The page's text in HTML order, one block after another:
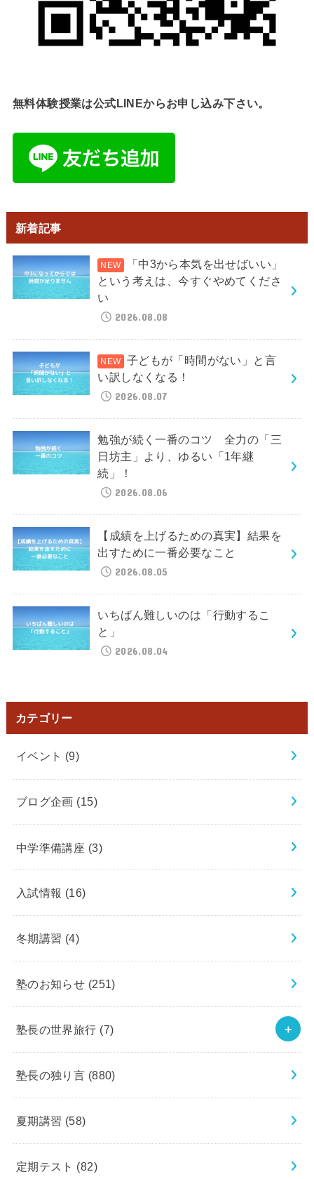
無料体験授業は公式LINEからお申し込み下さい。
新着記事
「中3から本気を出せばいい」
という考えは、今すぐやめてくださ
い
2026.08.08
子どもが「時間がない」と言
い訳しなくなる！
2026.08.07
勉強が続く一番のコツ 全力の「三
日坊主」より、ゆるい「1年継
続」！
2026.08.06
【成績を上げるための真実】結果を
出すために一番必要なこと
2026.08.05
いちばん難しいのは「行動するこ
と」
2026.08.04
カテゴリー
イベント (9)
ブログ企画 (15)
中学準備講座 (3)
入試情報 (16)
冬期講習 (4)
塾のお知らせ (251)
塾長の世界旅行 (7)
塾長の独り言 (880)
夏期講習 (58)
定期テスト (82)